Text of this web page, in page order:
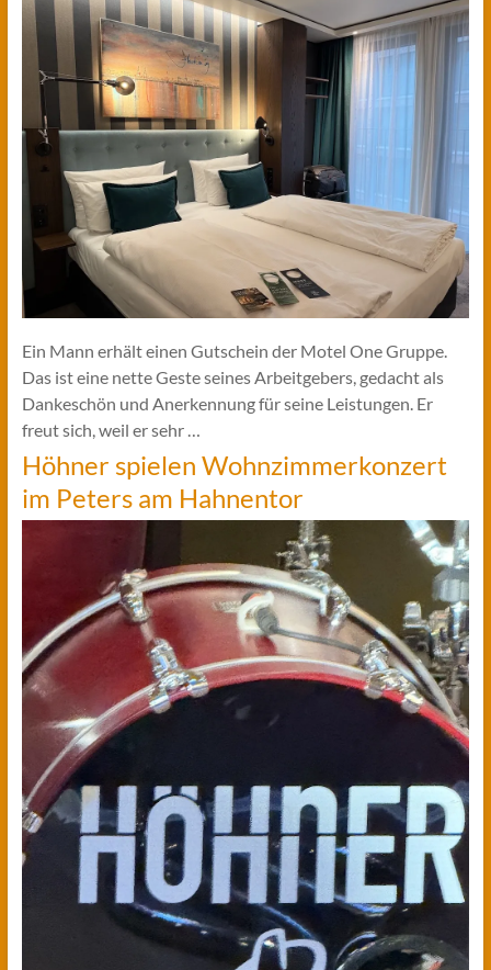
Ein Mann erhält einen Gutschein der Motel One Gruppe.
Das ist eine nette Geste seines Arbeitgebers, gedacht als
Dankeschön und Anerkennung für seine Leistungen. Er
freut sich, weil er sehr …
Höhner spielen Wohnzimmerkonzert
im Peters am Hahnentor